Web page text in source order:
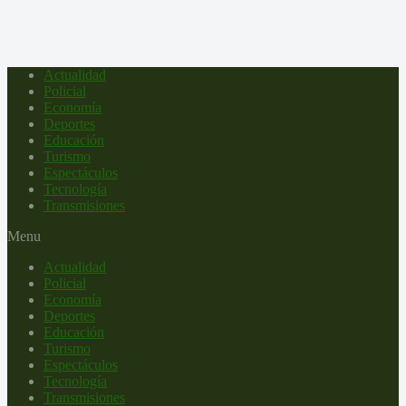
Actualidad
Policial
Economía
Deportes
Educación
Turismo
Espectáculos
Tecnología
Transmisiones
Menu
Actualidad
Policial
Economía
Deportes
Educación
Turismo
Espectáculos
Tecnología
Transmisiones